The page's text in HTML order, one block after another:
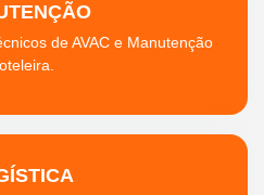
de AVAC e Manutenção